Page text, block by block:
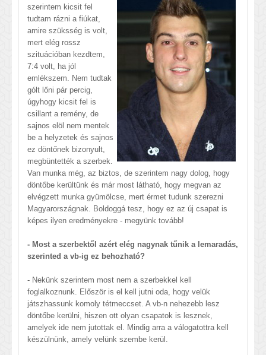
szerintem kicsit fel
tudtam rázni a fiúkat,
amire szüksség is volt,
mert elég rossz
szituációban kezdtem,
7:4 volt, ha jól
emlékszem. Nem tudtak
gólt lőni pár percig,
úgyhogy kicsit fel is
csillant a remény, de
sajnos elöl nem mentek
be a helyzetek és sajnos
ez döntőnek bizonyult,
megbüntették a szerbek.
Van munka még, az biztos, de szerintem nagy dolog, hogy
döntőbe kerültünk és már most látható, hogy megvan az
elvégzett munka gyümölcse, mert érmet tudunk szerezni
Magyarországnak. Boldoggá tesz, hogy ez az új csapat is
képes ilyen eredményekre - megyünk tovább!
- Most a szerbektől azért elég nagynak tűnik a lemaradás,
szerinted a vb-ig ez behozható?
- Nekünk szerintem most nem a szerbekkel kell
foglalkoznunk. Először is el kell jutni oda, hogy velük
játszhassunk komoly tétmeccset. A vb-n nehezebb lesz
döntőbe kerülni, hiszen ott olyan csapatok is lesznek,
amelyek ide nem jutottak el. Mindig arra a válogatottra kell
készülnünk, amely velünk szembe kerül.